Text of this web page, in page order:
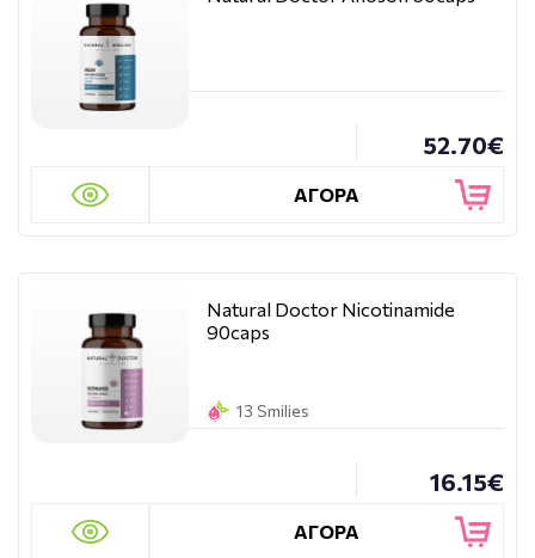
52.70€
ΑΓΟΡΑ
Natural Doctor Nicotinamide
90caps
13 Smilies
16.15€
ΑΓΟΡΑ